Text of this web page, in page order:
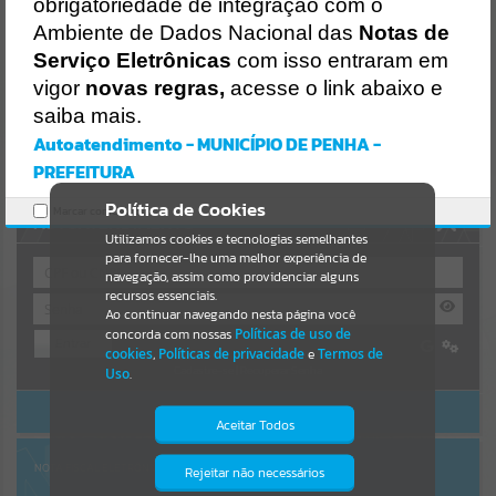
Resultados para""
Portais
Por favor, aguarde...
NOTÍCIAS
Por favor, aguarde...
SUBPORTAIS
Por favor, aguarde...
Por favor, aguarde...
AUTOATENDIMENTO
ACESSAR SEM LOGIN
NOTA FISCAL ELETRÔNICA
Política de Cookies
Utilizamos cookies e tecnologias semelhantes
para fornecer-lhe uma melhor experiência de
navegação, assim como providenciar alguns
recursos essenciais.
Ao continuar navegando nesta página você
concorda com nossas Políticas de uso de
cookies, Políticas de privacidadeeTermos de
Uso.
Aceitar Todos
Rejeitar não necessários
Isto significa que diversos recursos
obrigatoriedade de integração com o
Ambiente de Dados Nacional das Notas de
Serviço Eletrônicas com isso entraram em
vigor novas regras, acesse o link abaixo e
saiba mais.
Autoatendimento - MUNICÍPIO DE PENHA -
PREFEITURA
Marcar como lido.
https://penha.atende.net/https:/penha.atende.net/cidadao/pagina/m
ovimenta-
penha/static/bundle/wpo_index_2_base_l2_portal_editores_sync_5
6998420b9d592b2dbd4b7f2410a60bf.js?v=c9751bb2:47
Verificar Mais Detalhes